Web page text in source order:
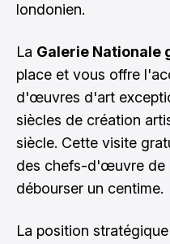
londonien.
La Galerie Nationale
place et vous offre
d'œuvres d'art
siècles de création
siècle. Cette visite
des chefs-d'œuvre de
débourser un centime.
La position